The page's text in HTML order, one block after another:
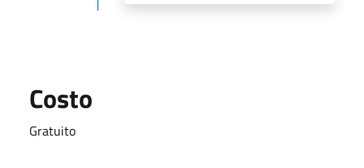
Costo
Gratuito